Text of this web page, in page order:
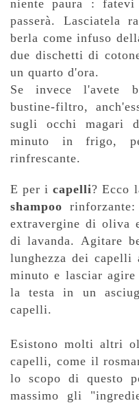
niente paura :
passerà. Lasciatela
berla come infuso
due dischetti di
un quarto d'ora.
Se invece l'avete
bustine-filtro,
sugli occhi magari
minuto in frigo,
rinfrescante.
E per icapelli? Ecco
shampoo
extravergine di oliva
di lavanda. Agitare
lunghezza dei capelli
minuto e lasciar
la testa in un
capelli.
Esistono molti altri
capelli, come il
lo scopo di questo
massimo gli